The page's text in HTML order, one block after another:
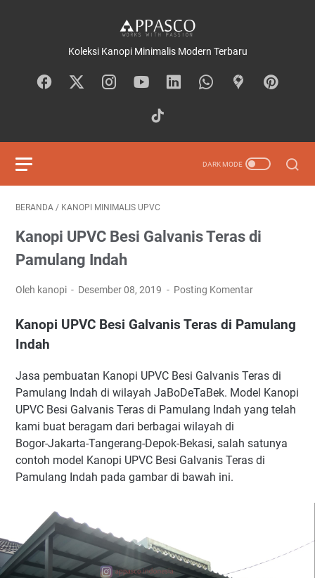
Koleksi Kanopi Minimalis Modern Terbaru
BERANDA / KANOPI MINIMALIS UPVC
Kanopi UPVC Besi Galvanis Teras di
Pamulang Indah
Oleh kanopi Desember 08, 2019 Posting Komentar
Kanopi UPVC Besi Galvanis Teras di Pamulang
Indah
Jasa pembuatan Kanopi UPVC Besi Galvanis Teras di
Pamulang Indah di wilayah JaBoDeTaBek. Model Kanopi
UPVC Besi Galvanis Teras di Pamulang Indah yang telah
kami buat beragam dari berbagai wilayah di
Bogor-Jakarta-Tangerang-Depok-Bekasi, salah satunya
contoh model Kanopi UPVC Besi Galvanis Teras di
Pamulang Indah pada gambar di bawah ini.